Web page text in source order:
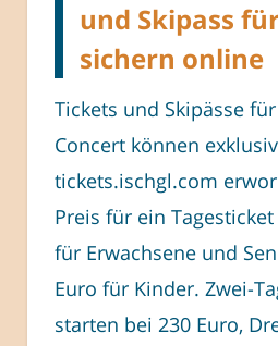
und Skipass
sichern online
Tickets und Skipässe
Concert können
tickets.ischgl.com
Preis für ein
für Erwachsene und
Euro für Kinder. Zwei-
starten bei 230 Euro,